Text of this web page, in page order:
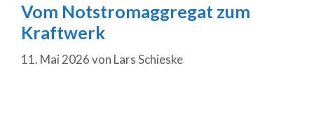
Vom Notstromaggregat zum
Kraftwerk
11. Mai 2026von Lars Schieske